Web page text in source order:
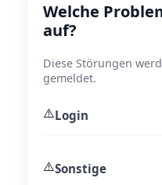
Welche
auf?
Diese Störungen
gemeldet.
⚠️Login
⚠️Sonstige